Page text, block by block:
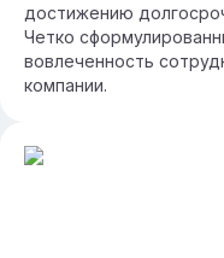
достижению
Четко
вовлеченность
компании.